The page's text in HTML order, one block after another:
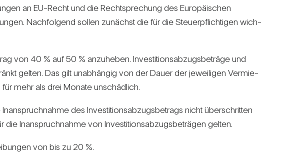
an EU-Recht und die Recht­spre­chung des Euro­päi­schen
Nach­fol­gend sollen zunächst die für die Steu­er­pflich­tigen wich­
von 40 % auf 50 % anzu­heben. Inves­ti­ti­ons­ab­zugs­be­träge und
gelten. Das gilt unab­hängig von der Dauer der jewei­ligen Ver­mie­
mehr als drei Monate unschäd­lich.
des Inves­ti­ti­ons­ab­zugs­be­trags nicht über­schritten
die Inan­spruch­nahme von Inves­ti­ti­ons­ab­zugs­be­trägen gelten.
von bis zu 20 %.